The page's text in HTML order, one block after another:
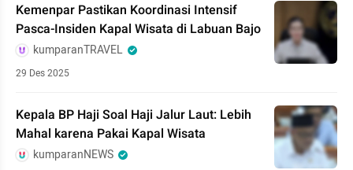
Kemenpar Pastikan Koordinasi Intensif
Pasca-Insiden Kapal Wisata di Labuan Bajo
kumparanTRAVEL
29 Des 2025
Kepala BP Haji Soal Haji Jalur Laut: Lebih
Mahal karena Pakai Kapal Wisata
kumparanNEWS